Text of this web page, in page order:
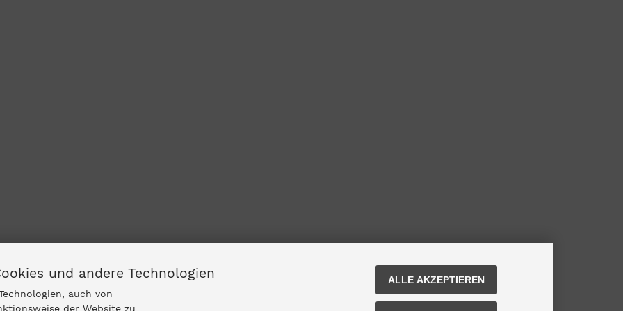
und andere Technologien
auch von
der Website zu
ALLE AKZEPTIEREN